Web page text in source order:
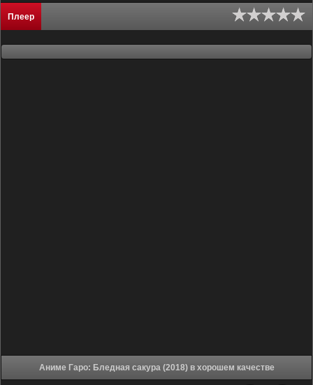
Плеер
Аниме Гаро: Бледная сакура (2018) в хорошем качестве